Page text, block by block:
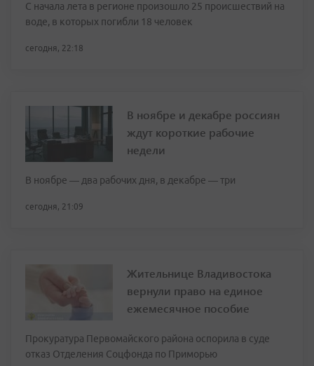
С начала лета в регионе произошло 25 происшествий на
воде, в которых погибли 18 человек
сегодня, 22:18
В ноябре и декабре россиян
ждут короткие рабочие
недели
В ноябре — два рабочих дня, в декабре — три
сегодня, 21:09
Жительнице Владивостока
вернули право на единое
ежемесячное пособие
Прокуратура Первомайского района оспорила в суде
отказ Отделения Соцфонда по Приморью